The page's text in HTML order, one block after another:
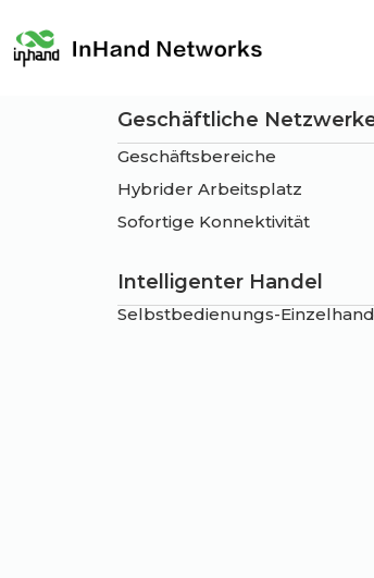
Geschäftliche
Geschäftsbereiche
Hybrider Arbeitsplatz
Sofortige Konnektivität
Intelligenter Handel
Selbstbedienungs-